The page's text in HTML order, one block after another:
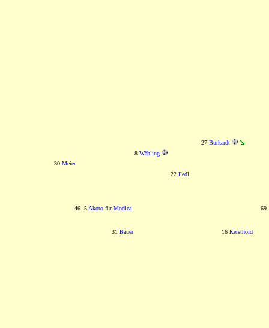
27 Burkardt
8 Wähling
30 Meier
22 Fedl
46. 5 AkotofürModica
31 Bauer 16 Kersthold